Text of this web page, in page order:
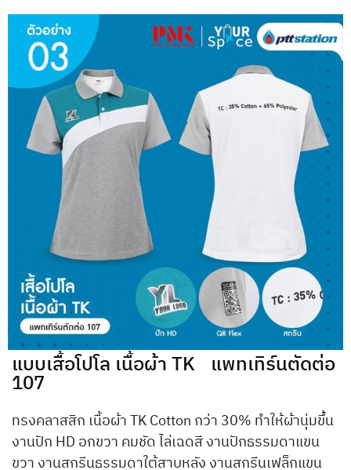
แบบเสื้อโปโล เนื้อผ้า TK แพทเทิร์นตัดต่อ
107
ทรงคลาสสิก เนื้อผ้า TK Cotton กว่า 30% ทำให้ผ้านุ่มขึ้น
งานปัก HD อกขวา คมชัด ไล่เฉดสี งานปักธรรมดาแขน
ขวา งานสกรีนธรรมดาใต้สาบหลัง งานสกรีนเฟล็กแขน